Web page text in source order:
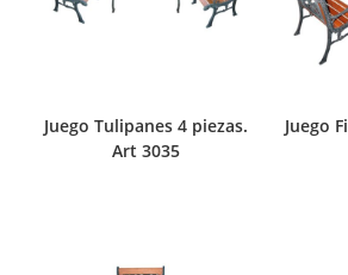
Juego Tulipanes 4 piezas.
Art 3035
Juego